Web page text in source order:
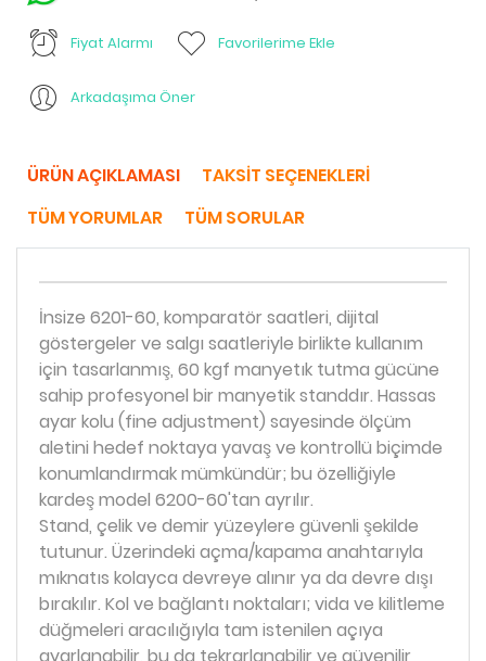
Fiyat Alarmı Favorilerime Ekle
Arkadaşıma Öner
ÜRÜN AÇIKLAMASI
TAKSIT SEÇENEKLERI
TÜM YORUMLAR
TÜM SORULAR
İnsize 6201-60, komparatör saatleri, dijital
göstergeler ve salgı saatleriyle birlikte kullanım
için tasarlanmış, 60 kgf manyetık tutma gücüne
sahip profesyonel bir manyetik standdır. Hassas
ayar kolu (fine adjustment) sayesinde ölçüm
aletini hedef noktaya yavaş ve kontrollü biçimde
konumlandırmak mümkündür; bu özelliğiyle
kardeş model 6200-60'tan ayrılır.
Stand, çelik ve demir yüzeylere güvenli şekilde
tutunur. Üzerindeki açma/kapama anahtarıyla
mıknatıs kolayca devreye alınır ya da devre dışı
bırakılır. Kol ve bağlantı noktaları; vida ve kilitleme
düğmeleri aracılığıyla tam istenilen açıya